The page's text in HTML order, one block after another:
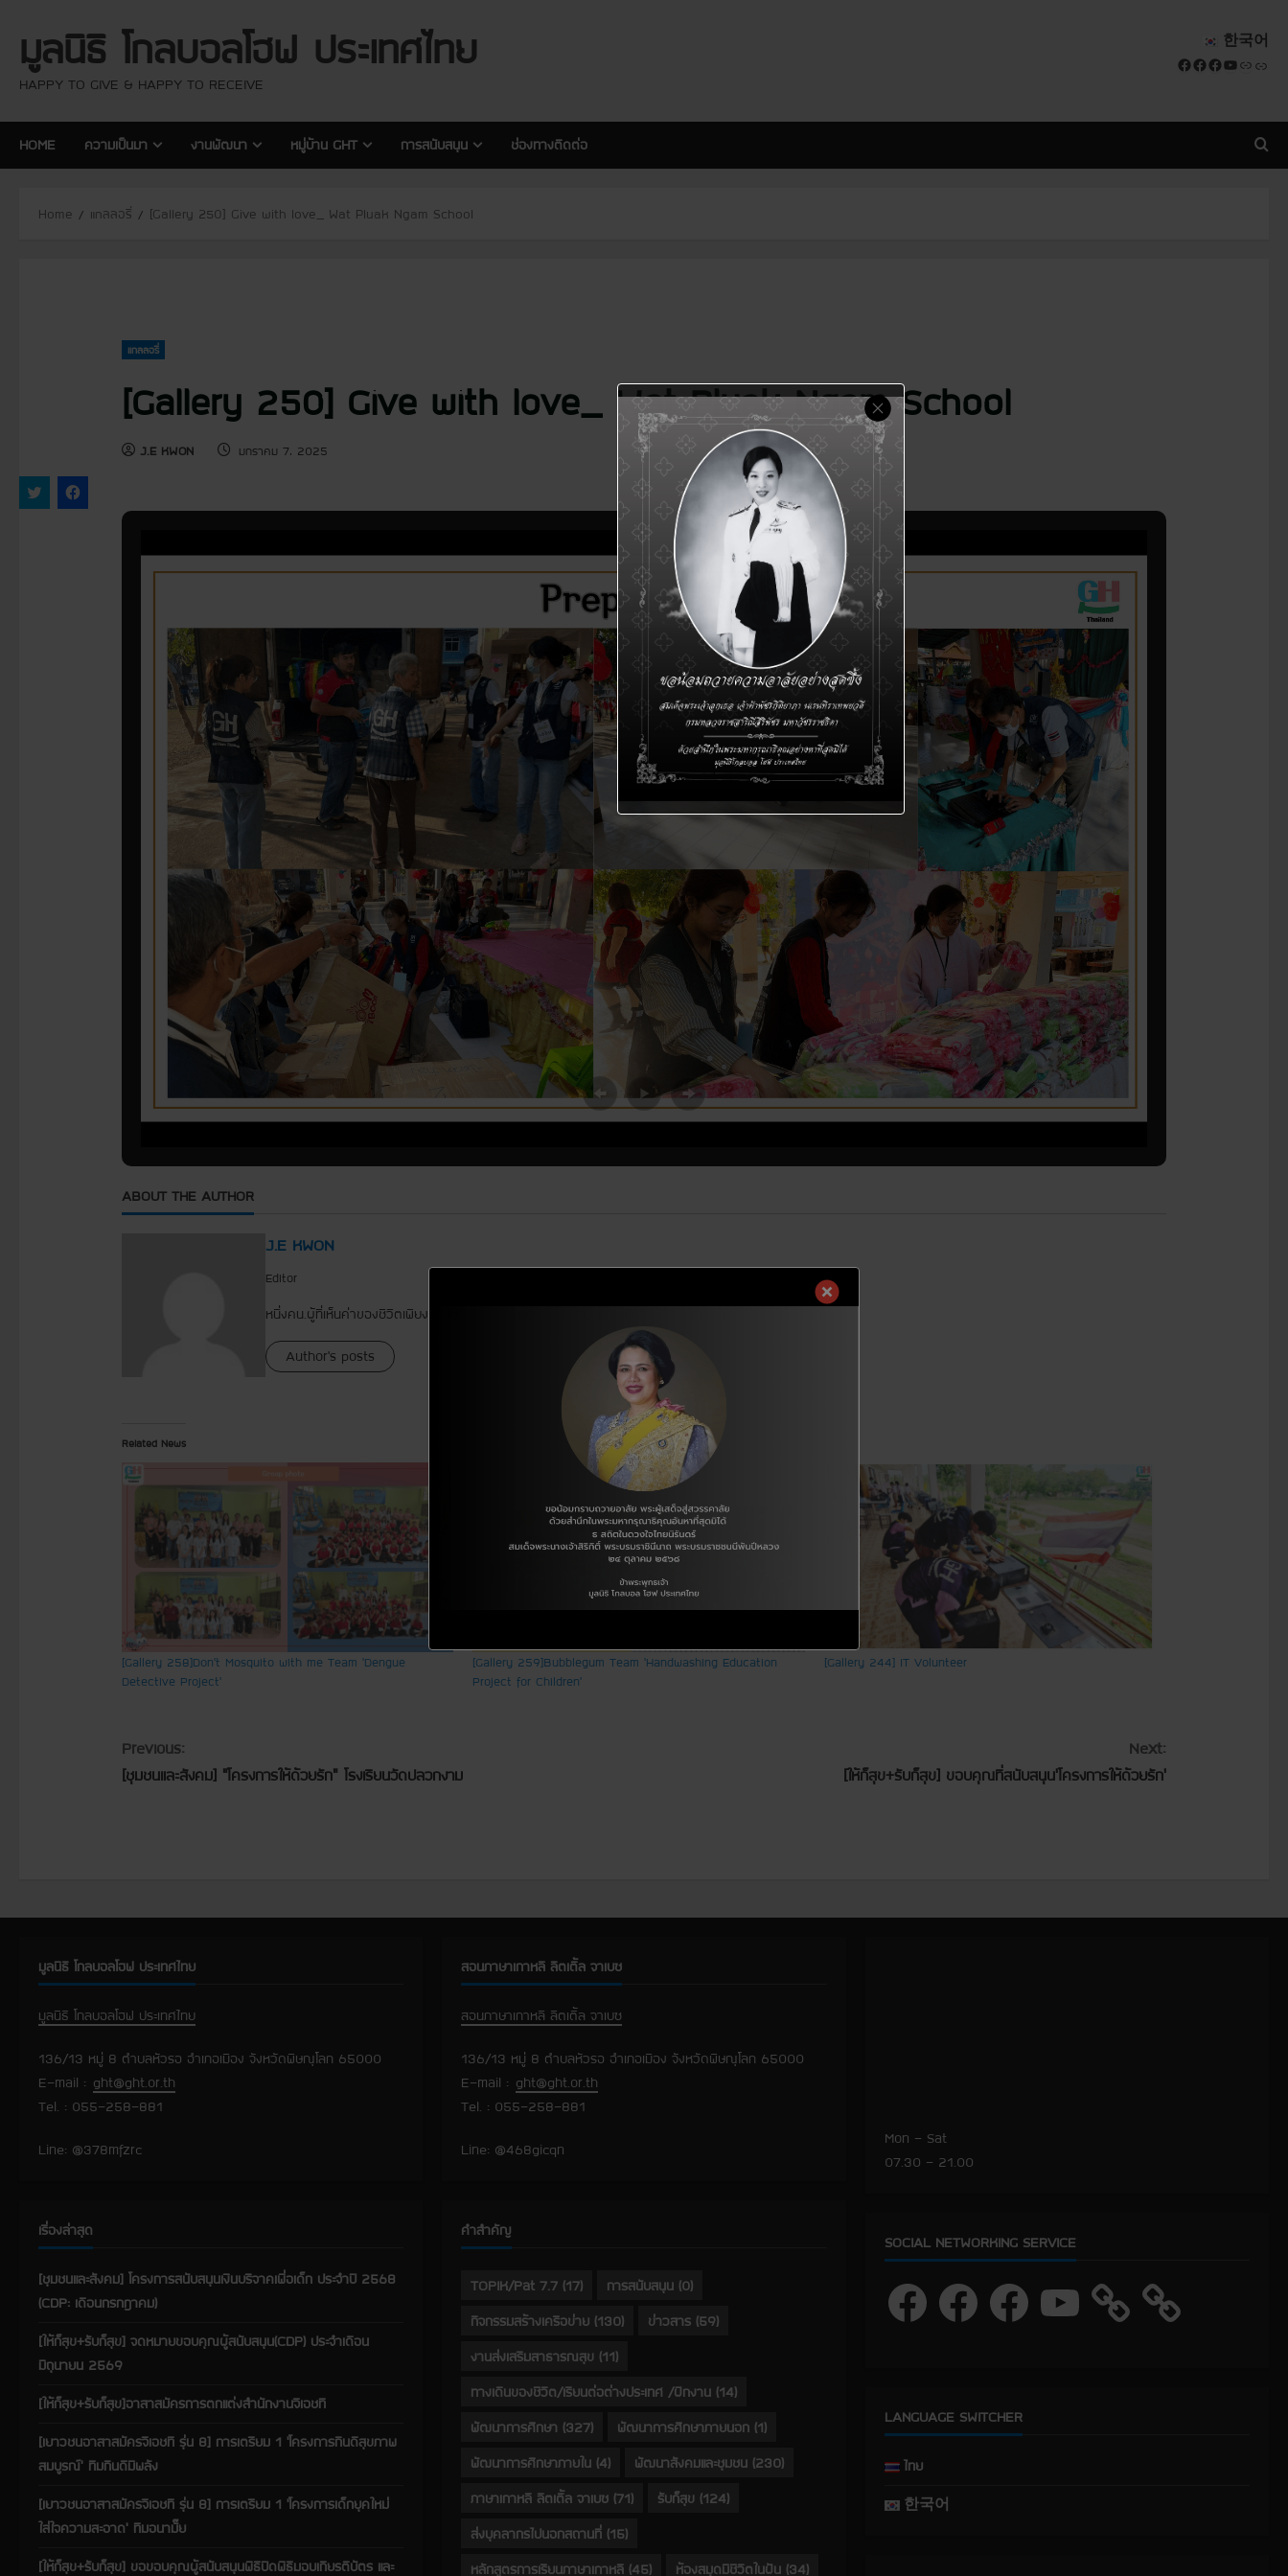
มูลนิธิ โกลบอลโฮฟ ประเทศไทย
HAPPY TO GIVE & HAPPY TO RECEIVE
한국어
Facebook Facebook Facebook YouTube Link Link
HOME ความเป็นมา งานพัฒนา หมู่บ้าน GHT การสนับสนุน ช่องทางติดต่อ
Home แกลลอรี่ [Gallery 250] Give with love_ Wat Pluak Ngam School
แกลลอรี่
[Gallery 250] Give with love_ Wat Pluak Ngam School
J.E KWON มกราคม 7, 2025
ABOUT THE AUTHOR
J.E KWON
Editor
หนึ่งคน.ผู้ที่เห็นค่าของชีวิตเพียงหนึ่งชีวิต ผู้ที่ชอบประเทศไทยอย่างสุดหัวใจ ผู้ที่รักประเทศเกาหลีอย่างสุดหัวใจ
Author's posts
Related News
[Gallery 258] Don’t Mosquito with me Team ‘ Dengue
Detective Project’
[Gallery 259] Bubblegum Team ‘Handwashing Education
Project for Children’
[Gallery 244] IT Volunteer
C
o
i
n
u
e
R
e
a
n
g
Previous:
[ชุมชนและสังคม] “โครงการให้ด้วยรัก” โรงเรียนวัดปลวกงาม
Next:
[ให้ก็สุข+รับก็สุข] ขอบคุณที่สนับสนุน’โครงการให้ด้วยรัก’
มูลนิธิ โกลบอลโฮฟ ประเทศไทย
มูลนิธิ โกลบอลโฮฟ ประเทศไทย
136/13 หมู่ 8 ตำบลหัวรอ อำเภอเมือง จังหวัดพิษณุโลก 65000
E-mail : ght@ght.or.th
Tel. : 055-258-881
Line: @378mfzrc
เรื่องล่าสุด
[ชุมชนและสังคม] โครงการสนับสนุนเงินบริจาคเพื่อเด็ก ประจำปี 2568
(CDP: เดือนกรกฎาคม)
[ให้ก็สุข+รับก็สุข] จดหมายขอบคุณผู้สนับสนุน(CDP) ประจำเดือน
มิถุนายน 2569
[ให้ก็สุข+รับก็สุข]อาสาสมัครการตกแต่งสำนักงานจีเอชที
[เยาวชนอาสาสมัครจีเอชที รุ่น 8] การเตรียม 1 ‘โครงการกินดีสุขภาพ
สมบูรณ์’ ทีมกินดีมีพลัง
[เยาวชนอาสาสมัครจีเอชที รุ่น 8] การเตรียม 1 ‘โครงการเด็กยุคใหม่
ใส่ใจความสะอาด’ ทีมอนามั๊ย
[ให้ก็สุข+รับก็สุข] ขอขอบคุณผู้สนับสนุนพิธีปิดพิธีมอบเกียรติบัตร และ
สอนภาษาเกาหลี ลิตเติ้ล จาเบซ
สอนภาษาเกาหลี ลิตเติ้ล จาเบซ
136/13 หมู่ 8 ตำบลหัวรอ อำเภอเมือง จังหวัดพิษณุโลก 65000
E-mail : ght@ght.or.th
Tel. : 055-258-881
Line: @468gicqn
คำสำคัญ
TOPIK/Pat 7.7 (17) การสนับสนุน (0)
กิจกรรมสร้างเครือข่าย (130) ข่าวสาร (59)
งานส่งเสริมสาธารณสุข (11)
ทางเดินของชีวิต/เรียนต่อต่างประเทศ /ฝึกงาน (14)
พัฒนาการศึกษา (327) พัฒนาการศึกษาภายนอก (1)
พัฒนาการศึกษาภายใน (4) พัฒนาสังคมและชุมชน (230)
ภาษาเกาหลี ลิตเติ้ล จาเบซ (71) รับก็สุข (124)
ส่งบุคลากรไปนอกสถานที่ (15)
หลักสูตรการเรียนภาษาเกาหลี (45) ห้องสมุดมีชีวิตในฝัน (34)
Mon – Sat
07.30 – 21.00
SOCIAL NETWORKING SERVICE
a
a
a
Y
u
LANGUAGE SWITCHER
ไทย
한국어